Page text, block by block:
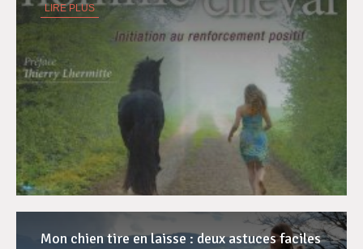
LIRE PLUS
Mon chien tire en laisse : deux astuces faciles